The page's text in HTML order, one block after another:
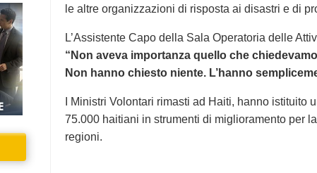
le altre organizzazioni di risposta ai disastri e di
L’Assistente Capo della Sala Operatoria delle
“Non aveva importanza quello che
Non hanno chiesto niente. L’hanno
I Ministri Volontari rimasti ad Haiti, hanno
75.000 haitiani in strumenti di miglioramento per
regioni.